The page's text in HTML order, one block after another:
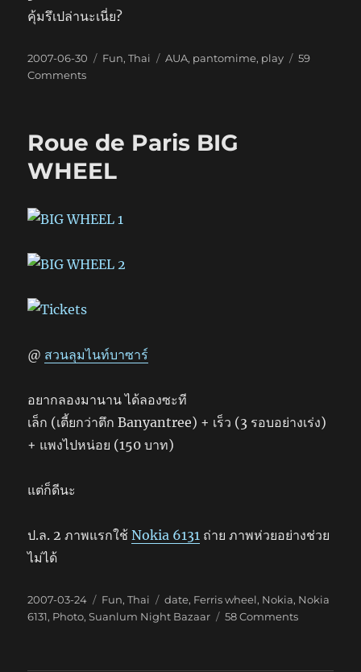
คุ้มรึเปล่านะเนี่ย?
Posted
on
2007-06-30 Categories
Fun,Thai Tags
AUA, pantomime, play
59
Commentson
Roue de Paris BIG
WHEEL
@ สวนลุมไนท์บาซาร์
อยากลองมานาน ได้ลองซะที
เล็ก (เตี้ยกว่าตึก Banyantree) + เร็ว (3 รอบอย่างเร่ง)
+ แพงไปหน่อย (150 บาท)
แต่ก็ดีนะ
ป.ล. 2 ภาพแรกใช้Nokia 6131 ถ่าย ภาพห่วยอย่างช่วย
ไม่ได้
Posted
on
2007-03-24 Categories
Fun,Thai Tags
date, Ferris wheel, Nokia, Nokia
6131, Photo,Suanlum Night Bazaar 58 Commentson